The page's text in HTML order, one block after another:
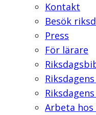
Kontakt
Besök
Press
För lärare
Arbeta hos